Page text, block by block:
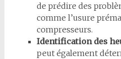
de prédire des
comme l’usure
compresseurs.
Identification des
peut également